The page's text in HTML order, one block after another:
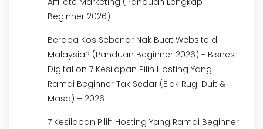
Beginner 2026)
Berapa Kos Sebenar Nak Buat Website di
Malaysia? (Panduan Beginner 2026) - Bisnes
Digital on 7 Kesilapan Pilih Hosting Yang
Ramai Beginner Tak Sedar (Elak Rugi Duit &
Masa) – 2026
7 Kesilapan Pilih Hosting Yang Ramai Beginner